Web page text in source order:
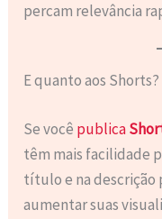
percam relevância
E quanto aos Shorts?
Se você publica
têm mais facilidade
título e na descrição
aumentar suas